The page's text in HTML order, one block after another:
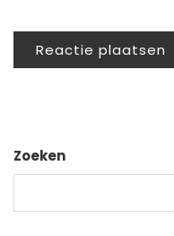
Zoeken